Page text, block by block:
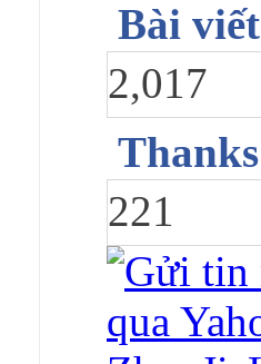
Bài viết
2,017
Thanks
221